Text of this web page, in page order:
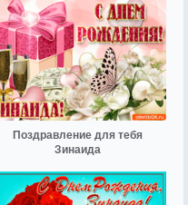
Поздравление для тебя
Зинаида